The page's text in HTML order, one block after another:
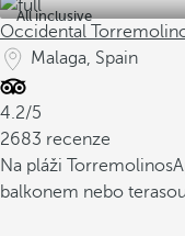
All inclusive
Occidental
Malaga, Spain
4.2/5
2683 recenze
Na pláži Torremolinos
balkonem nebo terasou